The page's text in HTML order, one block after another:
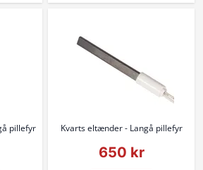
pillefyr Kvarts eltænder - Langå pillefyr
650 kr